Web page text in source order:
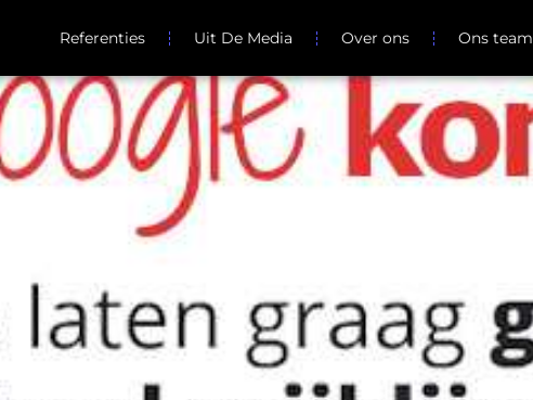
Referenties Uit De Media Over ons Ons team